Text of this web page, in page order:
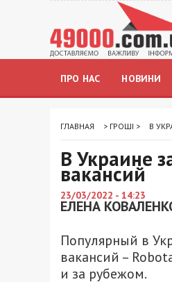
ПРО НАС НОВИНИ
ГЛАВНАЯ > ГРОШІ > В
В Украине
вакансий
23/03/2022 - 14:23
ЕЛЕНА
Популярный в
вакансий –
и за рубежом.